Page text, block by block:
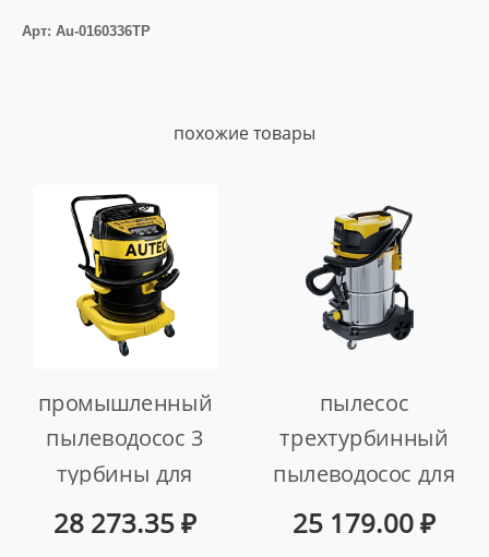
Арт: Au-0160336TP
похожие товары
промышленный
пылеводосос 3
турбины для
влажной и сухой
28 273.35₽
пылесос
трехтурбинный
пылеводосос для
сухой и влажной
25 179.00₽